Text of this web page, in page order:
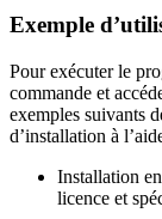
Exemple
Pour exécuter le
commande et
exemples suivants
d’installation à
Installation
licence et